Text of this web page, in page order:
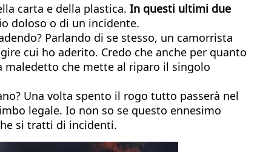
carta e della plastica. In questi ultimi due
doloso o di un incidente.
Parlando di se stesso, un camorrista
cui ho aderito. Credo che anche per quanto
che mette al riparo il singolo
Una volta spento il rogo tutto passerà nel
legale. Io non so se questo ennesimo
si tratti di incidenti.